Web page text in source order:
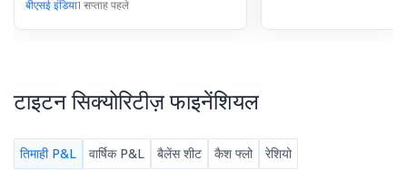
परिणामों (स्टैंडअलोन और कंसोलिडेटेड) पर
विचार करने और मंजूरी देने के लिए.
बीएसई इंडिया1 सप्ताह पहले
टाइटन सिक्योरिटीज़ फाइनेंशियल
तिमाही P&L वार्षिक P&L बैलेंस शीट कैश फ्लो रेशियो